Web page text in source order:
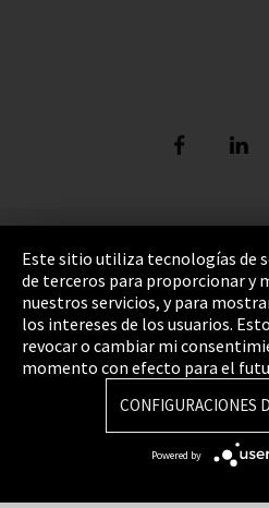
Pie de imprenta
Política de privacidad
Cookie Settings
Términos y Condiciones
Mapa del sitio
Integrity Line
Este sitio utiliza tecnologías de
de terceros para proporcionar y
nuestros servicios, y para
los intereses de los usuarios.
revocar o cambiar mi
momento con efecto para el
CONFIGURACIONES
Powered by